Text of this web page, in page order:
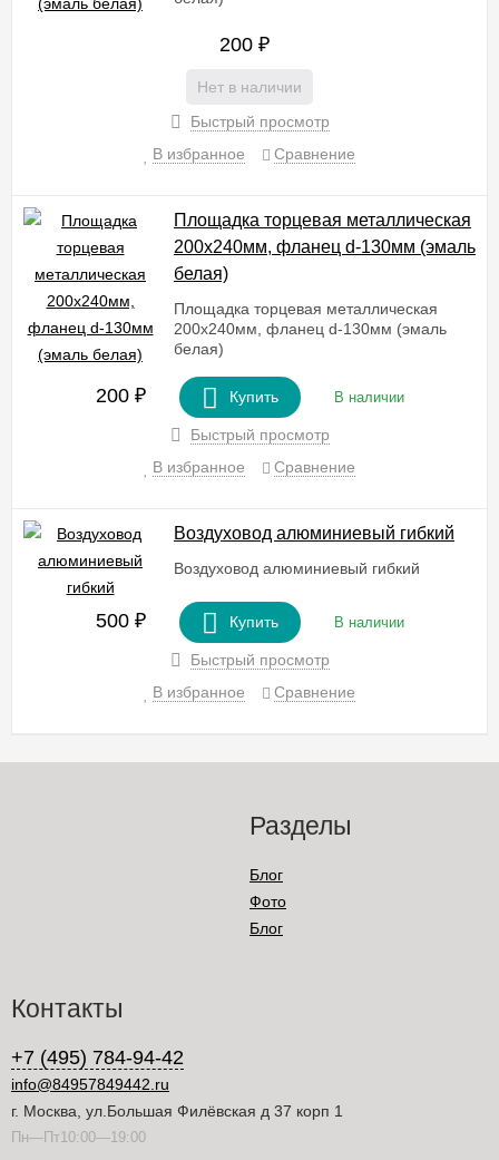
200 ₽
Нет в наличии
Быстрый просмотр
В избранное
Сравнение
Площадка торцевая металлическая
200х240мм, фланец d-130мм (эмаль
белая)
Площадка торцевая металлическая
200х240мм, фланец d-130мм (эмаль
белая)
200 ₽ Купить В наличии
Быстрый просмотр
В избранное
Сравнение
Воздуховод алюминиевый гибкий
Воздуховод алюминиевый гибкий
500 ₽ Купить В наличии
Быстрый просмотр
В избранное
Сравнение
Разделы
Блог
Фото
Блог
Контакты
+7 (495) 784-94-42
info@84957849442.ru
г. Москва, ул.Большая Филёвская д 37 корп 1
Пн—Пт10:00—19:00